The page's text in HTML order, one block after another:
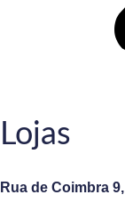
Lojas
Rua de Coimbra